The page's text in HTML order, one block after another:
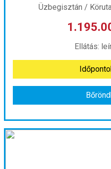
már
Üzbegisztán /
Ellátás: